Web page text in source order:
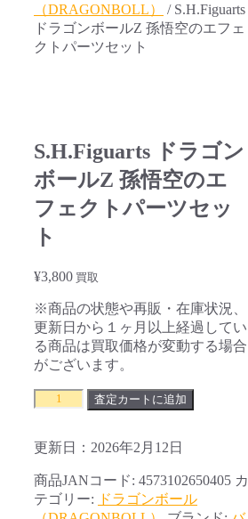
（DRAGONBOLL）
/ S.H.Figuarts
ドラゴンボールZ 孫悟空のエフェ
クトパーツセット
S.H.Figuarts ドラゴン
ボールZ 孫悟空のエ
フェクトパーツセッ
ト
¥3,800 買取
※商品の状態や再販・在庫状況、
更新日から１ヶ月以上経過してい
る商品は買取価格が変動する場合
がございます。
S.H.Figuarts
ド
ゴ
ボ
ー
査定カートに追加
更新日：2026年2月12日
商品JANコード: 4573102650405 カ
テゴリー: ドラゴンボール